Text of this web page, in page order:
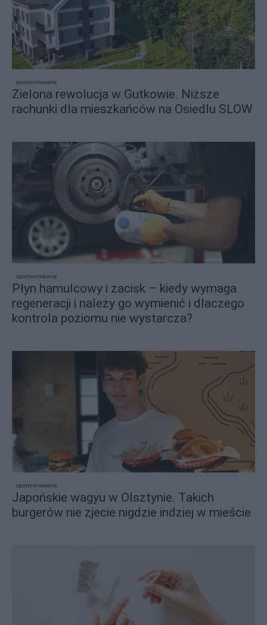
sponsorowane
Zielona rewolucja w Gutkowie. Niższe
rachunki dla mieszkańców na Osiedlu SLOW
sponsorowane
Płyn hamulcowy i zacisk – kiedy wymaga
regeneracji i należy go wymienić i dlaczego
kontrola poziomu nie wystarcza?
sponsorowane
Japońskie wagyu w Olsztynie. Takich
burgerów nie zjecie nigdzie indziej w mieście